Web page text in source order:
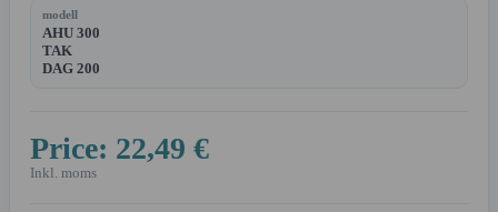
modell
AHU 300
TAK
DAG 200
Price: 22,49 €
Inkl. moms